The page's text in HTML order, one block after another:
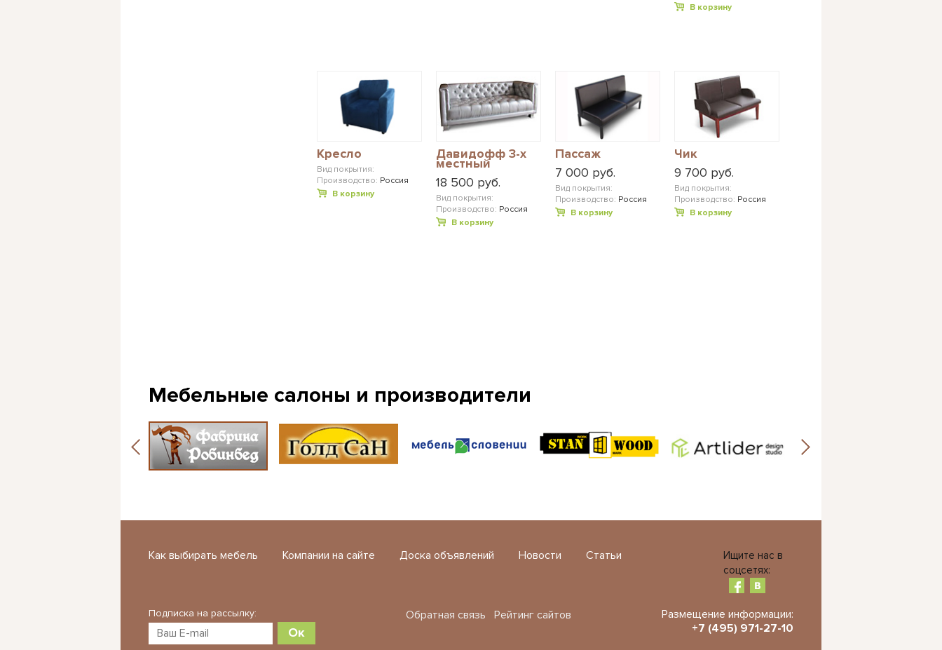
В корзину
Кресло
Вид покрытия:
Производство: Россия
В корзину
Давидофф 3-х
местный
18 500 руб.
Вид покрытия:
Производство: Россия
В корзину
Пассаж
7 000 руб.
Вид покрытия:
Производство: Россия
В корзину
Чик
9 700 руб.
Вид покрытия:
Производство: Россия
В корзину
Мебельные салоны и производители
Как выбирать мебель Компании на сайте Доска объявлений Новости Статьи
Ищите нас в
соцсетях:
Подписка на рассылку:
Ок
Обратная связь Рейтинг сайтов
Размещение информации:
+7 (495) 971-27-10